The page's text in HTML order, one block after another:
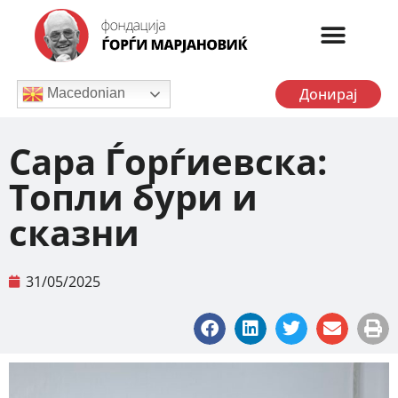
Macedonian Донирај
Сара Ѓорѓиевска:
Топли бури и
сказни
31/05/2025